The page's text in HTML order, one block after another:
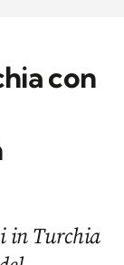
con
in Turchia